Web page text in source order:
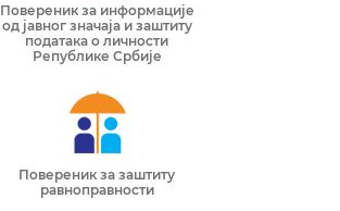
Повереник за информације
од јавног значаја и заштиту
података о личности
Републике Србије
Повереник за заштиту
равноправности